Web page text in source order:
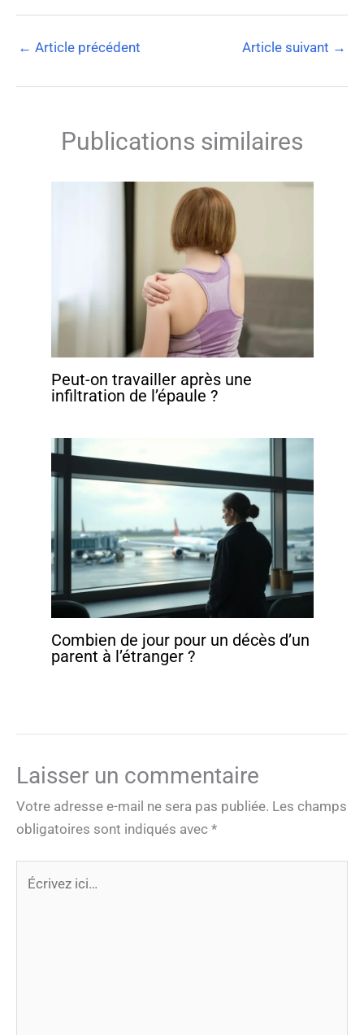
← Article précédent Article suivant →
Publications similaires
Peut-on travailler après une
infiltration de l’épaule ?
Combien de jour pour un décès d’un
parent à l’étranger ?
Laisser un commentaire
Votre adresse e-mail ne sera pas publiée. Les champs
obligatoires sont indiqués avec *